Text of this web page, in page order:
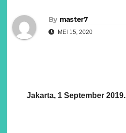
By master7
MEI 15, 2020
Jakarta, 1 September 2019.